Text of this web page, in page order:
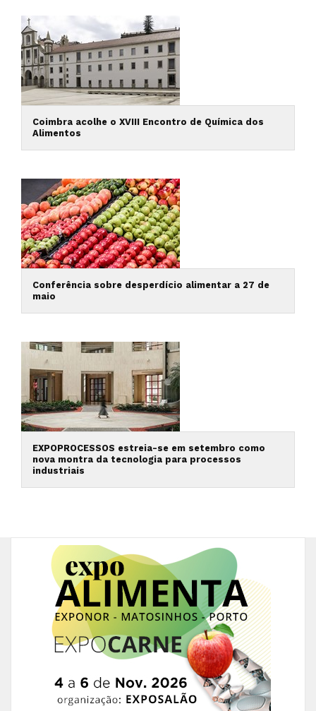
Coimbra acolhe o XVIII Encontro de Química dos
Alimentos
Conferência sobre desperdício alimentar a 27 de
maio
EXPOPROCESSOS estreia-se em setembro como
nova montra da tecnologia para processos
industriais